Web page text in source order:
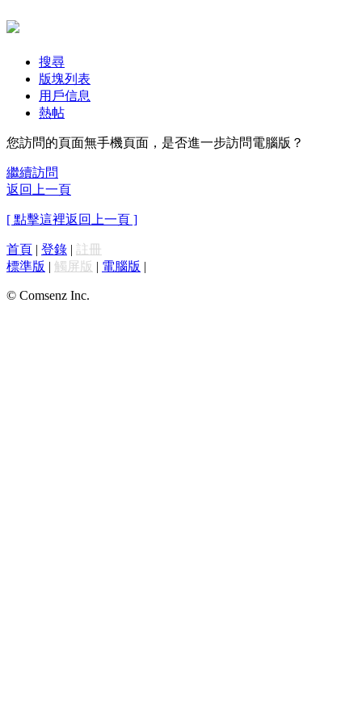
搜尋
版塊列表
用戶信息
熱帖
您訪問的頁面無手機頁面，是否進一步訪問電腦版？
繼續訪問
返回上一頁
[ 點擊這裡返回上一頁 ]
首頁 | 登錄 | 註冊
標準版 | 觸屏版 | 電腦版 |
© Comsenz Inc.